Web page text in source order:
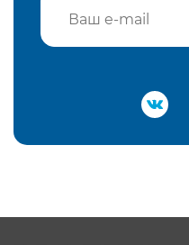
Подтвердить e-mail